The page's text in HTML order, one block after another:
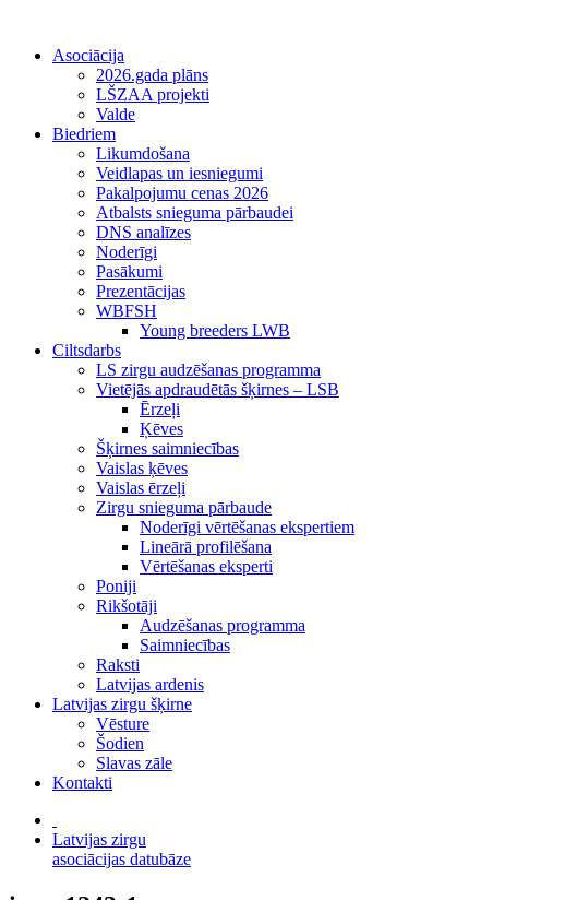
Asociācija
2026.gada plāns
LŠZAA projekti
Valde
Biedriem
Likumdošana
Veidlapas un iesniegumi
Pakalpojumu cenas 2026
Atbalsts snieguma pārbaudei
DNS analīzes
Noderīgi
Pasākumi
Prezentācijas
WBFSH
Young breeders LWB
Ciltsdarbs
LS zirgu audzēšanas programma
Vietējās apdraudētās šķirnes – LSB
Ērzeļi
Ķēves
Šķirnes saimniecības
Vaislas ķēves
Vaislas ērzeļi
Zirgu snieguma pārbaude
Noderīgi vērtēšanas ekspertiem
Lineārā profilēšana
Vērtēšanas eksperti
Poniji
Rikšotāji
Audzēšanas programma
Saimniecības
Raksti
Latvijas ardenis
Latvijas zirgu šķirne
Vēsture
Šodien
Slavas zāle
Kontakti
Latvijas zirgu
asociācijas datubāze